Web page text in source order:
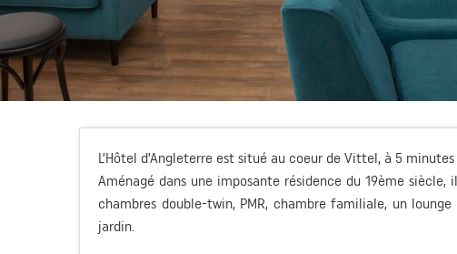
L’Hôtel d’Angleterre est situé au coeur de Vittel, à 5
Aménagé dans une imposante résidence du 19ème
chambres double-twin, PMR, chambre familiale, un
jardin.